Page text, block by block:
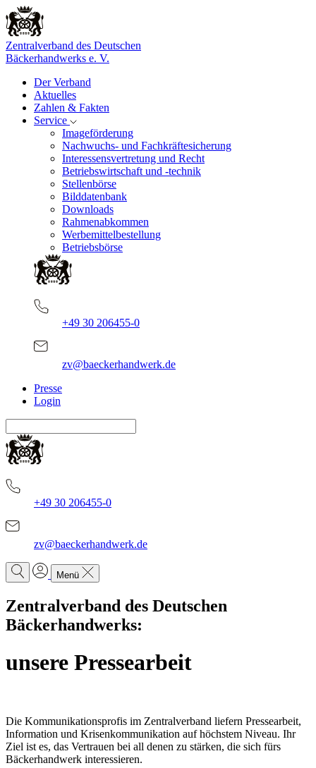
Zentralverband des Deutschen
Bäckerhandwerks e. V.
Der Verband
Aktuelles
Zahlen & Fakten
Service
Imageförderung
Nachwuchs- und Fachkräftesicherung
Interessensvertretung und Recht
Betriebswirtschaft und -technik
Stellenbörse
Bilddatenbank
Downloads
Rahmenabkommen
Werbemittelbestellung
Betriebsbörse
+49 30 206455-0
zv@baeckerhandwerk.de
Presse
Login
+49 30 206455-0
zv@baeckerhandwerk.de
Menü
Zentralverband des Deutschen
Bäckerhandwerks:
unsere Pressearbeit
Die Kommunikationsprofis im Zentralverband liefern Pressearbeit,
Information und Krisenkommunikation auf höchstem Niveau. Ihr
Ziel ist es, das Vertrauen bei all denen zu stärken, die sich fürs
Bäckerhandwerk interessieren.